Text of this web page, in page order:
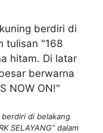
di belakang
SELAYANG” dalam